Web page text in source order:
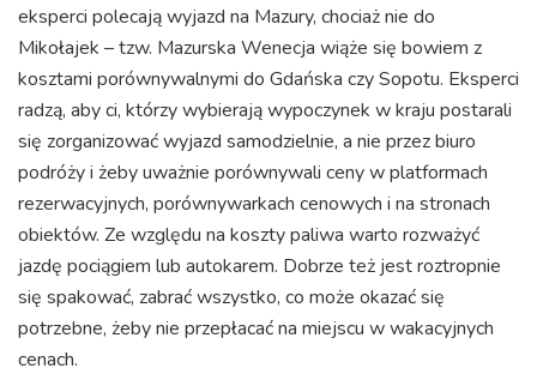
eksperci polecają wyjazd na Mazury, chociaż nie do
Mikołajek – tzw. Mazurska Wenecja wiąże się bowiem z
kosztami porównywalnymi do Gdańska czy Sopotu. Eksperci
radzą, aby ci, którzy wybierają wypoczynek w kraju postarali
się zorganizować wyjazd samodzielnie, a nie przez biuro
podróży i żeby uważnie porównywali ceny w platformach
rezerwacyjnych, porównywarkach cenowych i na stronach
obiektów. Ze względu na koszty paliwa warto rozważyć
jazdę pociągiem lub autokarem. Dobrze też jest roztropnie
się spakować, zabrać wszystko, co może okazać się
potrzebne, żeby nie przepłacać na miejscu w wakacyjnych
cenach.